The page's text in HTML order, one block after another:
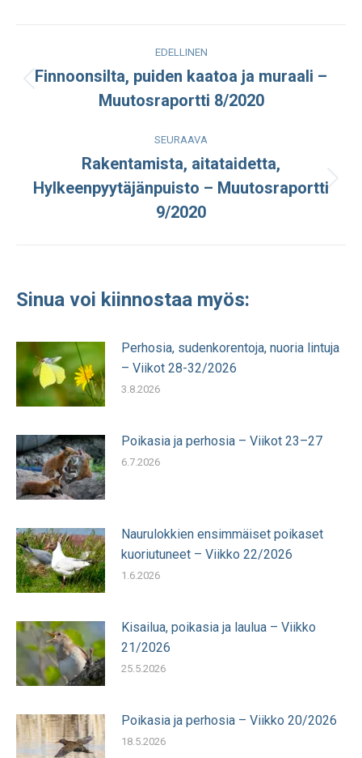
navigation
EDELLINEN
julkaisu:
Finnoonsilta, puiden kaatoa ja muraali –
Muutosraportti 8/2020
SEURAAVA
Seuraava
julkaisu:
Rakentamista, aitataidetta,
Hylkeenpyytäjänpuisto – Muutosraportti
9/2020
Sinua voi kiinnostaa myös:
Perhosia, sudenkorentoja, nuoria lintuja
– Viikot 28-32/2026
3.8.2026
Poikasia ja perhosia – Viikot 23–27
6.7.2026
Naurulokkien ensimmäiset poikaset
kuoriutuneet – Viikko 22/2026
1.6.2026
Kisailua, poikasia ja laulua – Viikko
21/2026
25.5.2026
Poikasia ja perhosia – Viikko 20/2026
18.5.2026